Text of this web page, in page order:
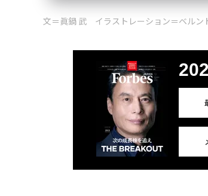
文＝眞鍋 武 イラストレーション＝ベルン